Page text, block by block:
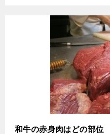
和牛の赤身肉はどの部位